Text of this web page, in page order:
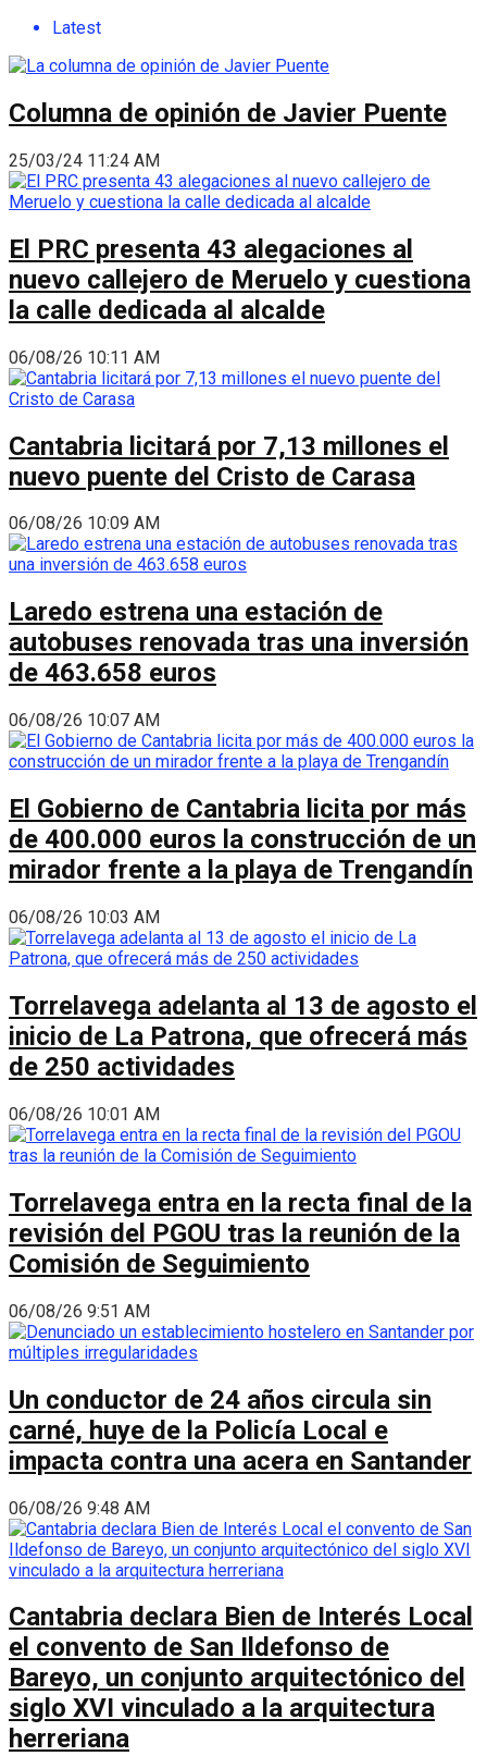
Latest
Columna de opinión de Javier Puente
25/03/24 11:24 AM
El PRC presenta 43 alegaciones al
nuevo callejero de Meruelo y cuestiona
la calle dedicada al alcalde
06/08/26 10:11 AM
Cantabria licitará por 7,13 millones el
nuevo puente del Cristo de Carasa
06/08/26 10:09 AM
Laredo estrena una estación de
autobuses renovada tras una inversión
de 463.658 euros
06/08/26 10:07 AM
El Gobierno de Cantabria licita por más
de 400.000 euros la construcción de un
mirador frente a la playa de Trengandín
06/08/26 10:03 AM
Torrelavega adelanta al 13 de agosto el
inicio de La Patrona, que ofrecerá más
de 250 actividades
06/08/26 10:01 AM
Torrelavega entra en la recta final de la
revisión del PGOU tras la reunión de la
Comisión de Seguimiento
06/08/26 9:51 AM
Un conductor de 24 años circula sin
carné, huye de la Policía Local e
impacta contra una acera en Santander
06/08/26 9:48 AM
Cantabria declara Bien de Interés Local
el convento de San Ildefonso de
Bareyo, un conjunto arquitectónico del
siglo XVI vinculado a la arquitectura
herreriana